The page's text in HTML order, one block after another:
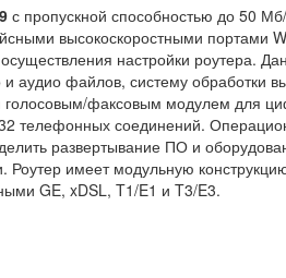
с пропускной способностью до 50
высокоскоростными портами
настройки роутера.
аудио файлов, систему обработки
факсовым модулем для
телефонных соединений.
развертывание ПО и
имеет модульную
GE, xDSL, T1/E1 и T3/E3.